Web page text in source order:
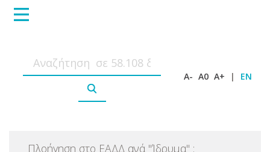
A- A0 A+ | EN
Πλοήγηση στο ΕΑΔΔ ανά "Ίδρυμα" :